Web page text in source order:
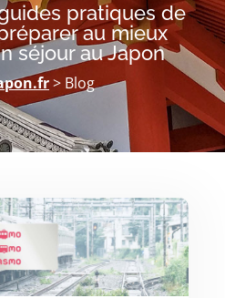
pratiques de
au mieux
séjour au Japon
> Blog